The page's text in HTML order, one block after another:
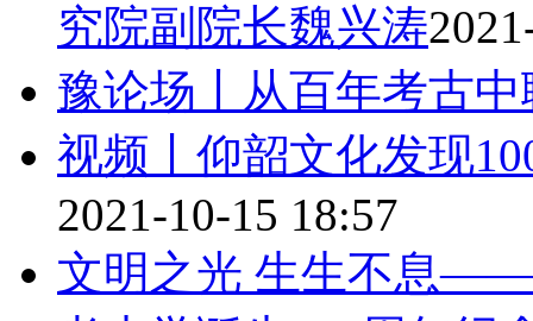
究院副院长魏兴涛
豫论场丨从百年考古
视频丨仰韶文化发现
2021-10-15 18:57
文明之光 生生不息——